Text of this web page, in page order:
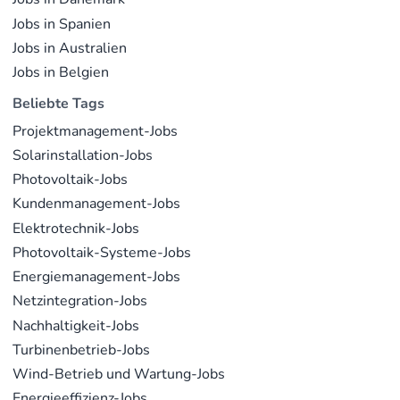
Jobs in Spanien
Jobs in Australien
Jobs in Belgien
Beliebte Tags
Projektmanagement-Jobs
Solarinstallation-Jobs
Photovoltaik-Jobs
Kundenmanagement-Jobs
Elektrotechnik-Jobs
Photovoltaik-Systeme-Jobs
Energiemanagement-Jobs
Netzintegration-Jobs
Nachhaltigkeit-Jobs
Turbinenbetrieb-Jobs
Wind-Betrieb und Wartung-Jobs